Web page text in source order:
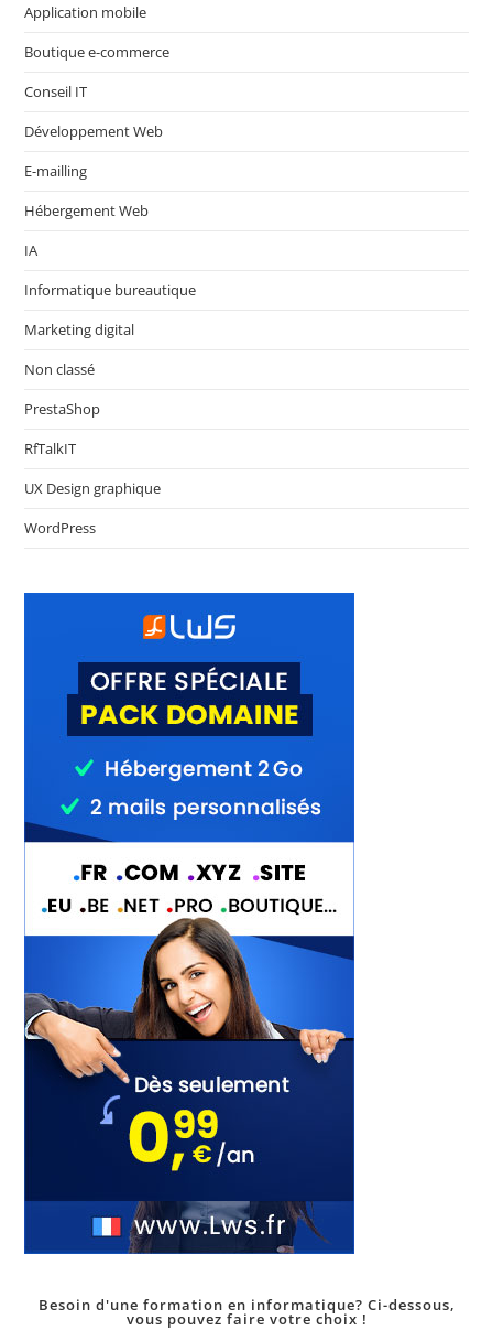
Application mobile
Boutique e-commerce
Conseil IT
Développement Web
E-mailling
Hébergement Web
IA
Informatique bureautique
Marketing digital
Non classé
PrestaShop
RfTalkIT
UX Design graphique
WordPress
Besoin d'une formation en informatique? Ci-dessous,
vous pouvez faire votre choix !